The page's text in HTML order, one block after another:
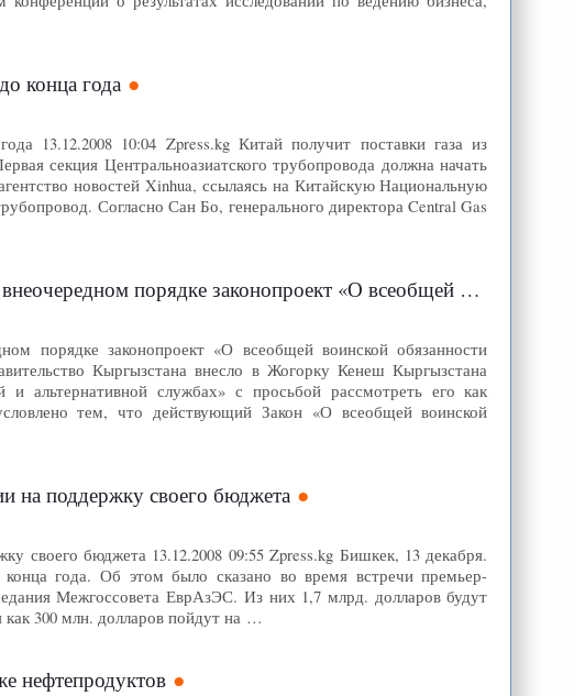
конца года
13.12.2008 10:04 Zpress.kg Китай получит поставки газа из
секция Центральноазиатского трубопровода должна начать
новостей Xinhua, ссылаясь на Китайскую Национальную
Согласно Сан Бо, генерального директора Central Gas
законопроект «О всеобщей воинской обязанности граждан КР»
порядке законопроект «О всеобщей воинской обязанности
Кыргызстана внесло в Жогорку Кенеш Кыргызстана
альтернативной службах» с просьбой рассмотреть его как
тем, что действующий Закон «О всеобщей воинской
на поддержку своего бюджета
своего бюджета 13.12.2008 09:55 Zpress.kg Бишкек, 13 декабря.
года. Об этом было сказано во время встречи премьер-
Межгоссовета ЕврАзЭС. Из них 1,7 млрд. долларов будут
300 млн. долларов пойдут на …
нефтепродуктов